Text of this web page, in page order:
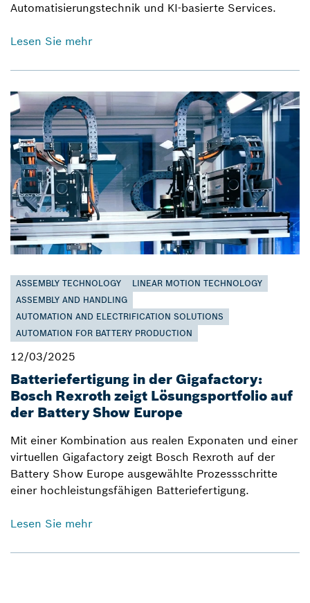
Automatisierungstechnik und KI-basierte Services.
Lesen Sie mehr
ASSEMBLY TECHNOLOGY
LINEAR MOTION TECHNOLOGY
ASSEMBLY AND HANDLING
AUTOMATION AND ELECTRIFICATION SOLUTIONS
AUTOMATION FOR BATTERY PRODUCTION
12/03/2025
Batteriefertigung in der Gigafactory:
Bosch Rexroth zeigt Lösungsportfolio auf
der Battery Show Europe
Mit einer Kombination aus realen Exponaten und einer
virtuellen Gigafactory zeigt Bosch Rexroth auf der
Battery Show Europe ausgewählte Prozessschritte
einer hochleistungsfähigen Batteriefertigung.
Lesen Sie mehr